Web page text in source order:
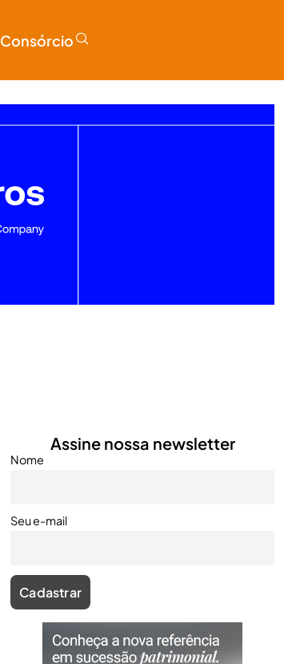
Consórcio
Assine nossa newsletter
Nome
Seu e-mail